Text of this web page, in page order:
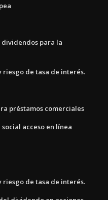
para la
de tasa de interés.
préstamos comerciales
acceso en línea
de tasa de interés.